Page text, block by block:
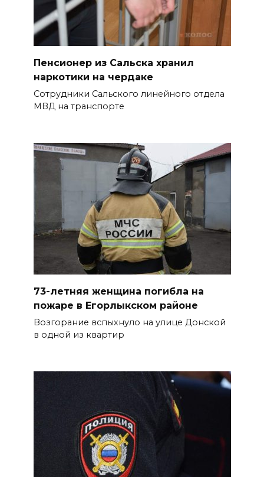
07 августа 2026 19:39
Сап-фестиваль, ночной забег
и турниры: как в Ростове
отметят День физкультурника
07 августа 2026 19:19
В Таганроге из-за аварии
улицах
БОЛЬШЕ НОВОСТЕЙ
Пенсионер из Сальска хранил
наркотики на чердаке
Сотрудники Сальского линейного отдела
МВД на транспорте
73-летняя женщина погибла на
пожаре в Егорлыкском районе
Возгорание вспыхнуло на улице Донской
в одной из квартир